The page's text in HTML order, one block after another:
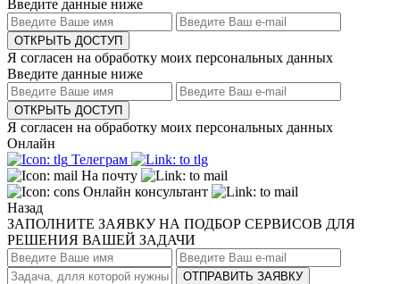
Введите данные ниже
ОТКРЫТЬ ДОСТУП
Я согласен на обработку моих персональных данных
Введите данные ниже
ОТКРЫТЬ ДОСТУП
Я согласен на обработку моих персональных данных
Онлайн
Телеграм
На почту
Онлайн консультант
Назад
ЗАПОЛНИТЕ ЗАЯВКУ НА ПОДБОР СЕРВИСОВ ДЛЯ
РЕШЕНИЯ ВАШЕЙ ЗАДАЧИ
ОТПРАВИТЬ ЗАЯВКУ